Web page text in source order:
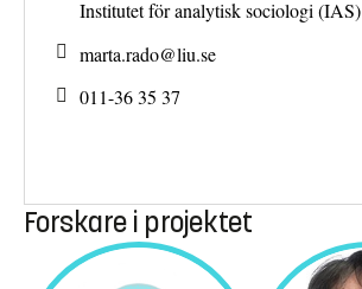
Institutet för analytisk sociologi (IAS)
marta.rado@liu.se
011-36 35 37
Forskare i projektet